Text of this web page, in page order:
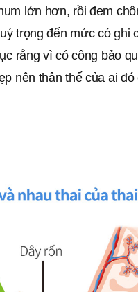
lớn hơn, rồi đem
trọng đến mức có ghi
rằng vì có công bảo
nên thân thế của ai